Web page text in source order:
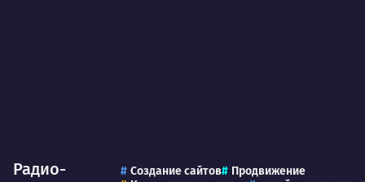
Радио-
Создание сайтов
Продвижение